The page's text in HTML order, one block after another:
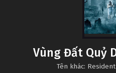
Vùng Đất Quỷ
Tên khác: